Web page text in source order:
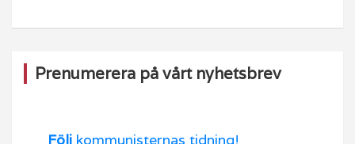
Prenumerera på vårt nyhetsbrev
Följ kommunisternas tidning!